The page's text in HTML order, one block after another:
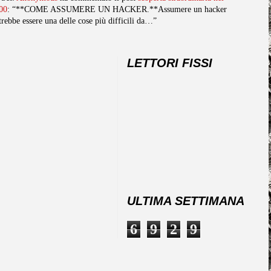
: “**COME ASSUMERE UN HACKER.**Assumere un hacker
essere una delle cose più difficili da…”
LETTORI FISSI
ULTIMA SETTIMANA
6 9 2 9